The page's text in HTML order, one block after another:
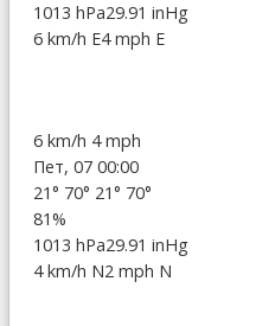
1013 hPa29.91 inHg
6 km/h E4 mph E
6 km/h 4 mph
Пет, 07 00:00
21° 70° 21° 70°
81%
1013 hPa29.91 inHg
4 km/h N2 mph N